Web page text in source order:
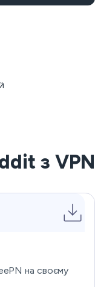
з VPN
на своєму